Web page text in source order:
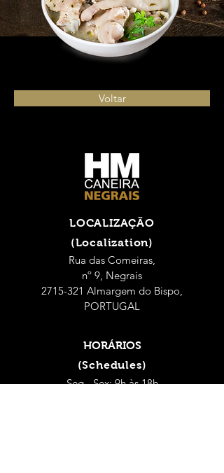
Voltar
LOCALIZAÇÃO
(Localization)
Rua das Comeiras,
nº 9, Negrais
2715-321 Almargem do Bispo,
PORTUGAL
HORÁRIOS
(Schedules)
Seg - Sex: 9h às 18h